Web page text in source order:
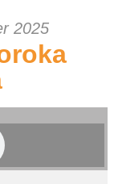
2025